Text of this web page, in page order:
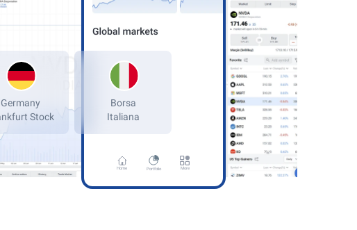
Home Portfolio More
Germany
Frankfurt Stock